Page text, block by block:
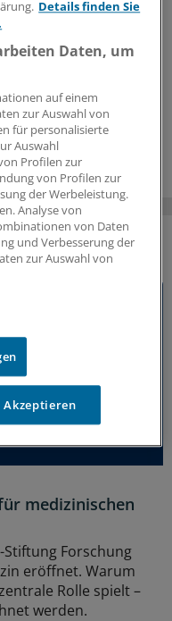
können durch
unerkannten
sind auch
ein US-Team am
medizinischen
Stiftung Forschung
eröffnet. Warum
Rolle spielt –
werden.
Details finden Sie
Daten, um
auf einem
zur Auswahl von
für personalisierte
Auswahl
Profilen zur
von Profilen zur
der Werbeleistung.
Analyse von
von Daten
und Verbesserung der
zur Auswahl von
Akzeptieren